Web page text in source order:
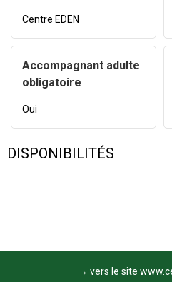
Centre EDEN
Accompagnant adulte
obligatoire
Oui
DISPONIBILITÉS
→ vers le site